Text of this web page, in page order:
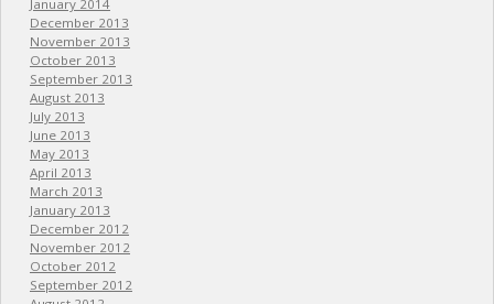
January 2014
December 2013
November 2013
October 2013
September 2013
August 2013
July 2013
June 2013
May 2013
April 2013
March 2013
January 2013
December 2012
November 2012
October 2012
September 2012